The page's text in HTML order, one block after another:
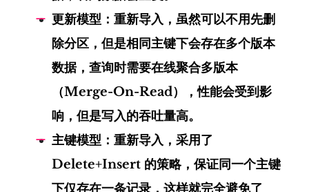
更新模型：重新导入，虽然可以不用先删
除分区，但是相同主键下会存在多个版本
数据，查询时需要在线聚合多版本
（Merge-On-Read），性能会受到影
响，但是写入的吞吐量高。
主键模型：重新导入，采用了
Delete+Insert 的策略，保证同一个主键
下仅存在一条记录，这样就完全避免了